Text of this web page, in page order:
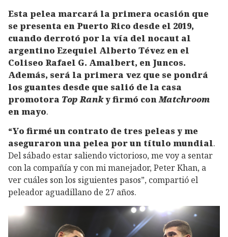
Esta pelea marcará la primera ocasión que
se presenta en Puerto Rico desde el 2019,
cuando derrotó por la vía del nocaut al
argentino Ezequiel Alberto Tévez en el
Coliseo Rafael G. Amalbert, en Juncos.
Además, será la primera vez que se pondrá
los guantes desde que salió de la casa
promotora Top Ranky firmó conMatchroom
en mayo.
“Yo firmé un contrato de tres peleas y me
aseguraron una pelea por un título mundial.
Del sábado estar saliendo victorioso, me voy a sentar
con la compañía y con mi manejador, Peter Khan, a
ver cuáles son los siguientes pasos”, compartió el
peleador aguadillano de 27 años.